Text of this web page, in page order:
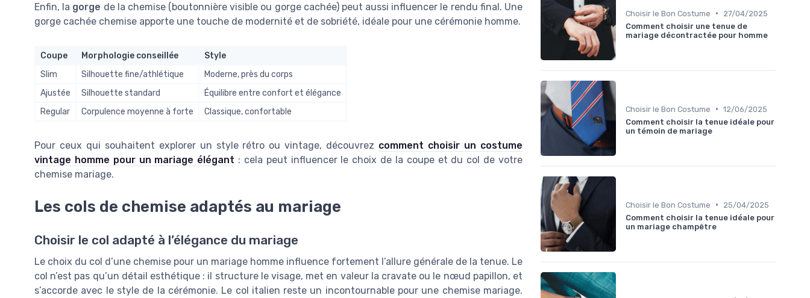
Enfin, la gorge de la chemise (boutonnière visible ou gorge cachée) peut aussi influencer le rendu final. Une
gorge cachée chemise apporte une touche de modernité et de sobriété, idéale pour une cérémonie homme.
Coupe Morphologie conseillée
Style
Slim
Silhouette fine/athlétique
Moderne, près du corps
Ajustée
Silhouette standard
Équilibre entre confort et élégance
Regular
Corpulence moyenne à forte Classique, confortable
Pour ceux qui souhaitent explorer un style rétro ou vintage, découvrez comment choisir un costume
vintage homme pour un mariage élégant : cela peut influencer le choix de la coupe et du col de votre
chemise mariage.
Les cols de chemise adaptés au mariage
Choisir le col adapté à l’élégance du mariage
Le choix du col d’une chemise pour un mariage homme influence fortement l’allure générale de la tenue. Le
col n’est pas qu’un détail esthétique : il structure le visage, met en valeur la cravate ou le nœud papillon, et
s’accorde avec le style de la cérémonie. Le col italien reste un incontournable pour une chemise mariage.
Choisir le Bon Costume •
27/04/2025
Comment choisir une tenue de
mariage décontractée pour homme
Choisir le Bon Costume • 12/06/2025
Comment choisir la tenue idéale pour
un témoin de mariage
Choisir le Bon Costume •
25/04/2025
Comment choisir la tenue idéale pour
un mariage champêtre